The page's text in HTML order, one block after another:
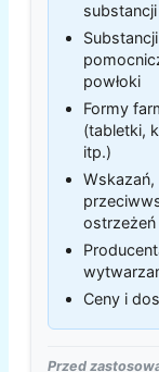
Substancji
powłoki
Formy
(tabletki,
itp.)
Wskazań,
ostrzeżeń
Ceny i
Przed